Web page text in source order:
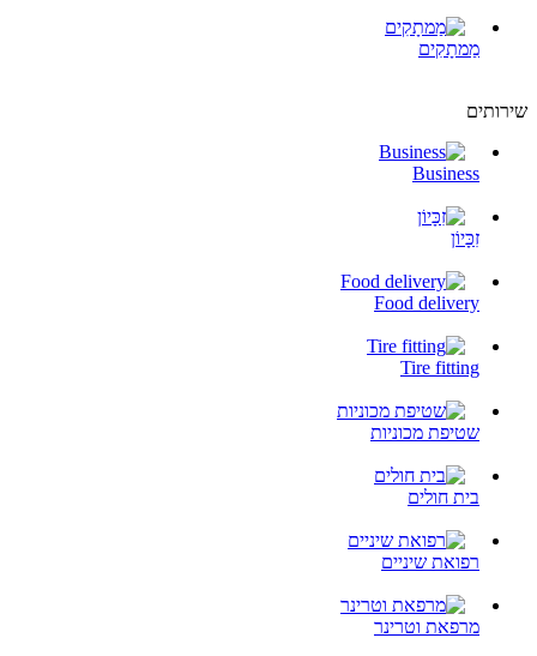
מַמתָקִים
שירותים
Business
זִכָּיוֹן
Food delivery
Tire fitting
שטיפת מכוניות
בית חולים
רפואת שיניים
מרפאת וטרינר